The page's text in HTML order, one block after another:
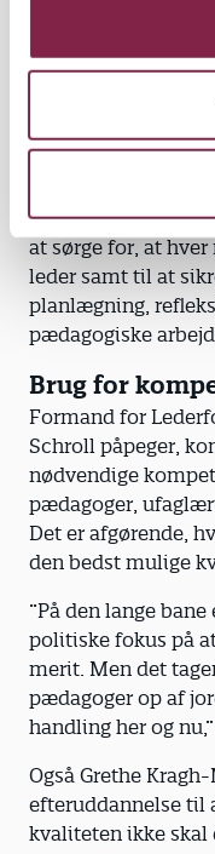
politisk mål om en
daginstitutionerne.
Desuden
ufaglært personale
at sørge for, at
leder samt til at
planlægning,
pædagogiske
Brug for
Formand for
Schroll påpeger,
nødvendige
pædagoger,
Det er afgørende,
den bedst mulige
”På den lange
politiske fokus på
merit. Men det
pædagoger op af
handling her og
Også Grethe
efteruddannelse til
kvaliteten ikke skal